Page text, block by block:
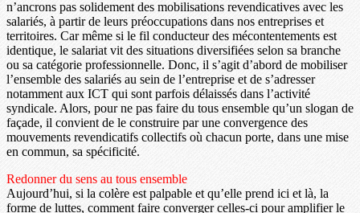
n’ancrons pas solidement des mobilisations revendicatives avec les
salariés, à partir de leurs préoccupations dans nos entreprises et
territoires. Car même si le fil conducteur des mécontentements est
identique, le salariat vit des situations diversifiées selon sa branche
ou sa catégorie professionnelle. Donc, il s’agit d’abord de mobiliser
l’ensemble des salariés au sein de l’entreprise et de s’adresser
notamment aux ICT qui sont parfois délaissés dans l’activité
syndicale. Alors, pour ne pas faire du tous ensemble qu’un slogan de
façade, il convient de le construire par une convergence des
mouvements revendicatifs collectifs où chacun porte, dans une mise
en commun, sa spécificité.
Redonner du sens au tous ensemble
Aujourd’hui, si la colère est palpable et qu’elle prend ici et là, la
forme de luttes, comment faire converger celles-ci pour amplifier le